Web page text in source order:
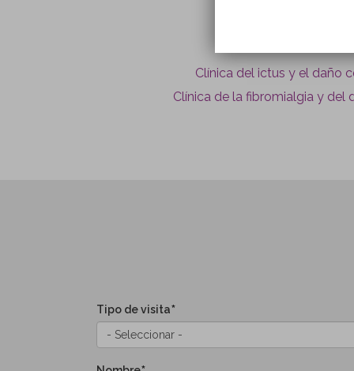
Clínica del ictus y el daño
Clínica de la fibromialgia y del
Tipo de visita